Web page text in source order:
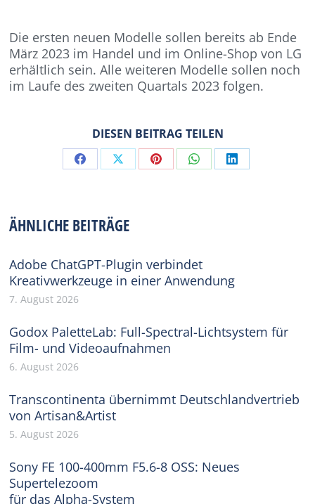
Die ersten neuen Modelle sollen bereits ab Ende
März 2023 im Handel und im Online-Shop von LG
erhältlich sein. Alle weiteren Modelle sollen noch
im Laufe des zweiten Quartals 2023 folgen.
DIESEN BEITRAG TEILEN
Share Share Share Share Share
ÄHNLICHE BEITRÄGE
Adobe ChatGPT-Plugin verbindet
Kreativwerkzeuge in einer Anwendung
7. August 2026
Godox PaletteLab: Full-Spectral-Lichtsystem für
Film- und Videoaufnahmen
6. August 2026
Transcontinenta übernimmt Deutschlandvertrieb
von Artisan&Artist
5. August 2026
Sony FE 100-400mm F5.6-8 OSS: Neues
Supertelezoom
für das Alpha-System